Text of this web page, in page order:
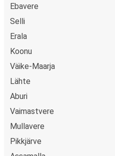
Ebavere
Selli
Erala
Koonu
Väike-Maarja
Lähte
Aburi
Vaimastvere
Mullavere
Pikkjärve